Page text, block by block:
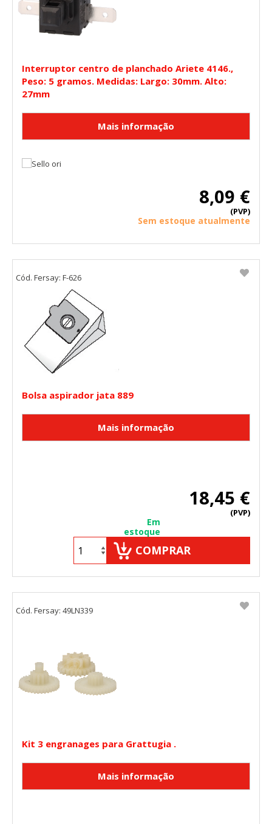
Interruptor centro de planchado Ariete 4146.,
Peso: 5 gramos. Medidas: Largo: 30mm. Alto:
27mm
8,09 €
(PVP)
Sem estoque atualmente
Bolsa aspirador jata 889
18,45 €
(PVP)
Em
estoque
COMPRAR
Cód. Fersay: F-626
Kit 3 engranages para Grattugia .
Cód. Fersay: 49LN339